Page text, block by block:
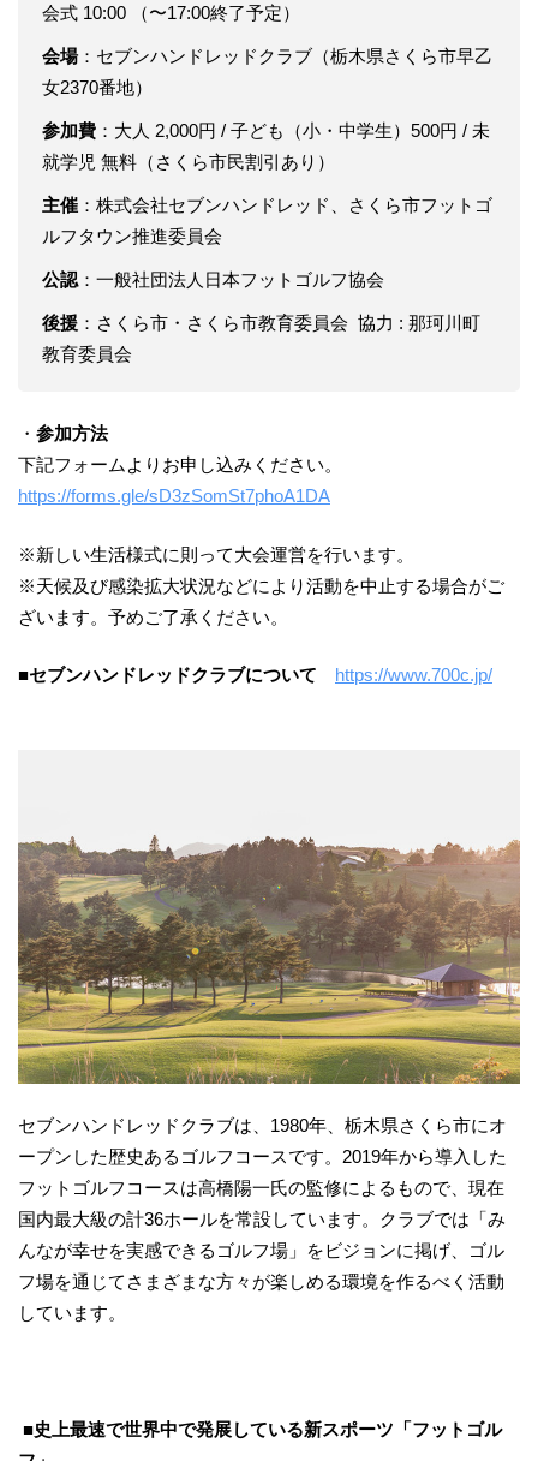
会式 10:00 （〜17:00終了予定）
会場：セブンハンドレッドクラブ（栃木県さくら市早乙
女2370番地）
参加費 ：大人 2,000円 / 子ども（小・中学生）500円 / 未
就学児 無料（さくら市民割引あり）
主催 ：株式会社セブンハンドレッド、さくら市フットゴ
ルフタウン推進委員会
公認 ：一般社団法人日本フットゴルフ協会
後援 ：さくら市・さくら市教育委員会 協力 : 那珂川町
教育委員会
・ 参加方法
下記フォームよりお申し込みください。
https://forms.gle/sD3zSomSt7phoA1DA
※新しい生活様式に則って大会運営を行います。
※天候及び感染拡大状況などにより活動を中止する場合がご
ざいます。予めご了承ください。
■セブンハンドレッドクラブについて https://www.700c.jp/
セブンハンドレッドクラブは、1980年、栃木県さくら市にオ
ープンした歴史あるゴルフコースです。2019年から導入した
フットゴルフコースは高橋陽一氏の監修によるもので、現在
国内最大級の計36ホールを常設しています。クラブでは「み
んなが幸せを実感できるゴルフ場」をビジョンに掲げ、ゴル
フ場を通じてさまざまな方々が楽しめる環境を作るべく活動
しています。
■史上最速で世界中で発展している新スポーツ「フットゴル